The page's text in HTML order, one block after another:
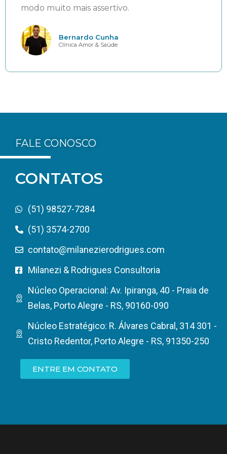
modo muito mais assertivo.
Bernardo Cunha
Clínica Amor & Saúde
FALE CONOSCO
CONTATOS
(51) 98527-7284
(51) 3574-2700
contato@milanezierodrigues.com
Milanezi & Rodrigues Consultoria
Núcleo Operacional: Av. Ipiranga, 40 - Praia de
Belas, Porto Alegre - RS, 90160-090
Núcleo Estratégico: R. Álvares Cabral, 314 301 -
Cristo Redentor, Porto Alegre - RS, 91350-250
ENTRE EM CONTATO